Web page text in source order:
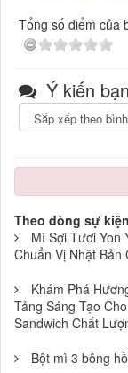
Tổng số điểm của
Ý kiến
Theo dòng sự kiện
Mì Sợi Tươi Yon
Chuẩn Vị Nhật Bản
Khám Phá
Tảng Sáng Tạo
Sandwich Chất
Bột mì 3 bông